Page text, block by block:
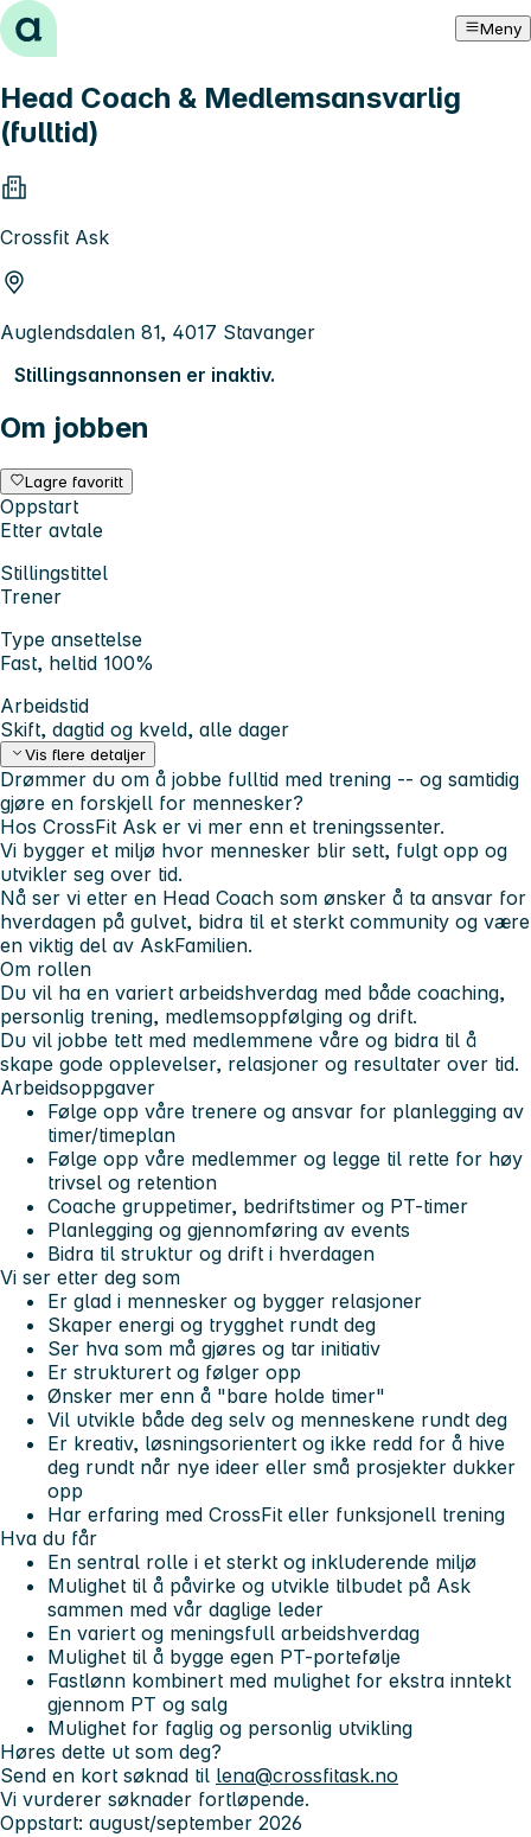
Hopp til innhold Meny
Head Coach & Medlemsansvarlig
(fulltid)
Crossfit Ask
Auglendsdalen 81, 4017 Stavanger
Stillingsannonsen er inaktiv.
Om jobben
Lagre favoritt
Oppstart
Etter avtale
Stillingstittel
Trener
Type ansettelse
Fast, heltid 100%
Arbeidstid
Skift, dagtid og kveld, alle dager
Vis flere detaljer
Drømmer du om å jobbe fulltid med trening -- og samtidig
gjøre en forskjell for mennesker?
Hos CrossFit Ask er vi mer enn et treningssenter.
Vi bygger et miljø hvor mennesker blir sett, fulgt opp og
utvikler seg over tid.
Nå ser vi etter en Head Coach som ønsker å ta ansvar for
hverdagen på gulvet, bidra til et sterkt community og være
en viktig del av AskFamilien.
Om rollen
Du vil ha en variert arbeidshverdag med både coaching,
personlig trening, medlemsoppfølging og drift.
Du vil jobbe tett med medlemmene våre og bidra til å
skape gode opplevelser, relasjoner og resultater over tid.
Arbeidsoppgaver
Følge opp våre trenere og ansvar for planlegging av
timer/timeplan
Følge opp våre medlemmer og legge til rette for høy
trivsel og retention
Coache gruppetimer, bedriftstimer og PT-timer
Planlegging og gjennomføring av events
Bidra til struktur og drift i hverdagen
Vi ser etter deg som
Er glad i mennesker og bygger relasjoner
Skaper energi og trygghet rundt deg
Ser hva som må gjøres og tar initiativ
Er strukturert og følger opp
Ønsker mer enn å "bare holde timer"
Vil utvikle både deg selv og menneskene rundt deg
Er kreativ, løsningsorientert og ikke redd for å hive
deg rundt når nye ideer eller små prosjekter dukker
opp
Har erfaring med CrossFit eller funksjonell trening
Hva du får
En sentral rolle i et sterkt og inkluderende miljø
Mulighet til å påvirke og utvikle tilbudet på Ask
sammen med vår daglige leder
En variert og meningsfull arbeidshverdag
Mulighet til å bygge egen PT-portefølje
Fastlønn kombinert med mulighet for ekstra inntekt
gjennom PT og salg
Mulighet for faglig og personlig utvikling
Høres dette ut som deg?
Send en kort søknad til lena@crossfitask.no
Vi vurderer søknader fortløpende.
Oppstart: august/september 2026